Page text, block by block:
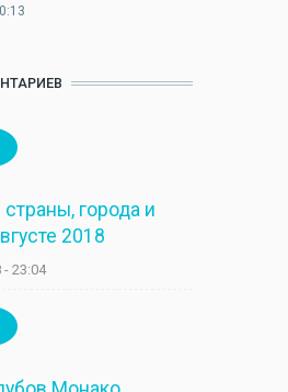
города и
2018
- 23:04